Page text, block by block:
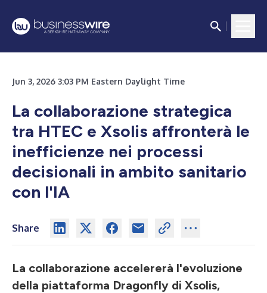
Jun 3, 2026 3:03 PM Eastern Daylight Time
La collaborazione strategica
tra HTEC e Xsolis affronterà le
inefficienze nei processi
decisionali in ambito sanitario
con l'IA
Share
La collaborazione accelererà l'evoluzione
della piattaforma Dragonfly di Xsolis,